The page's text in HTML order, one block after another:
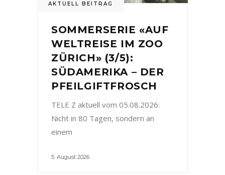
AKTUELL BEITRAG
SOMMERSERIE «AUF
WELTREISE IM ZOO
ZÜRICH» (3/5):
SÜDAMERIKA – DER
PFEILGIFTFROSCH
TELE Z aktuell vom 05.08.2026:
Nicht in 80 Tagen, sondern an
einem
5. August 2026